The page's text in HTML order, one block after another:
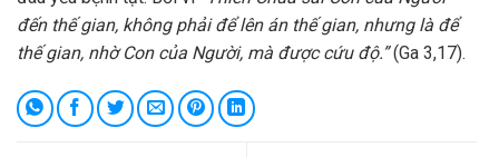
đến thế gian, không phải để lên án thế gian, nhưng là để
thế gian, nhờ Con của Người, mà được cứu độ.”(Ga 3,17).